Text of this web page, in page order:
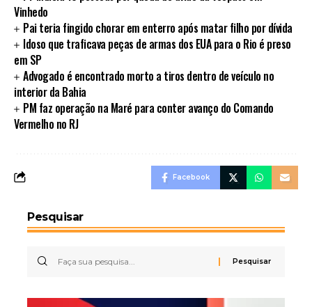
Vinhedo
Pai teria fingido chorar em enterro após matar filho por dívida
Idoso que traficava peças de armas dos EUA para o Rio é preso
em SP
Advogado é encontrado morto a tiros dentro de veículo no
interior da Bahia
PM faz operação na Maré para conter avanço do Comando
Vermelho no RJ
Facebook
Pesquisar